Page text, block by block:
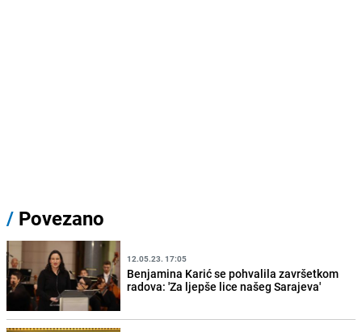
/ Povezano
12.05.23. 17:05
Benjamina Karić se pohvalila završetkom
radova: 'Za ljepše lice našeg Sarajeva'